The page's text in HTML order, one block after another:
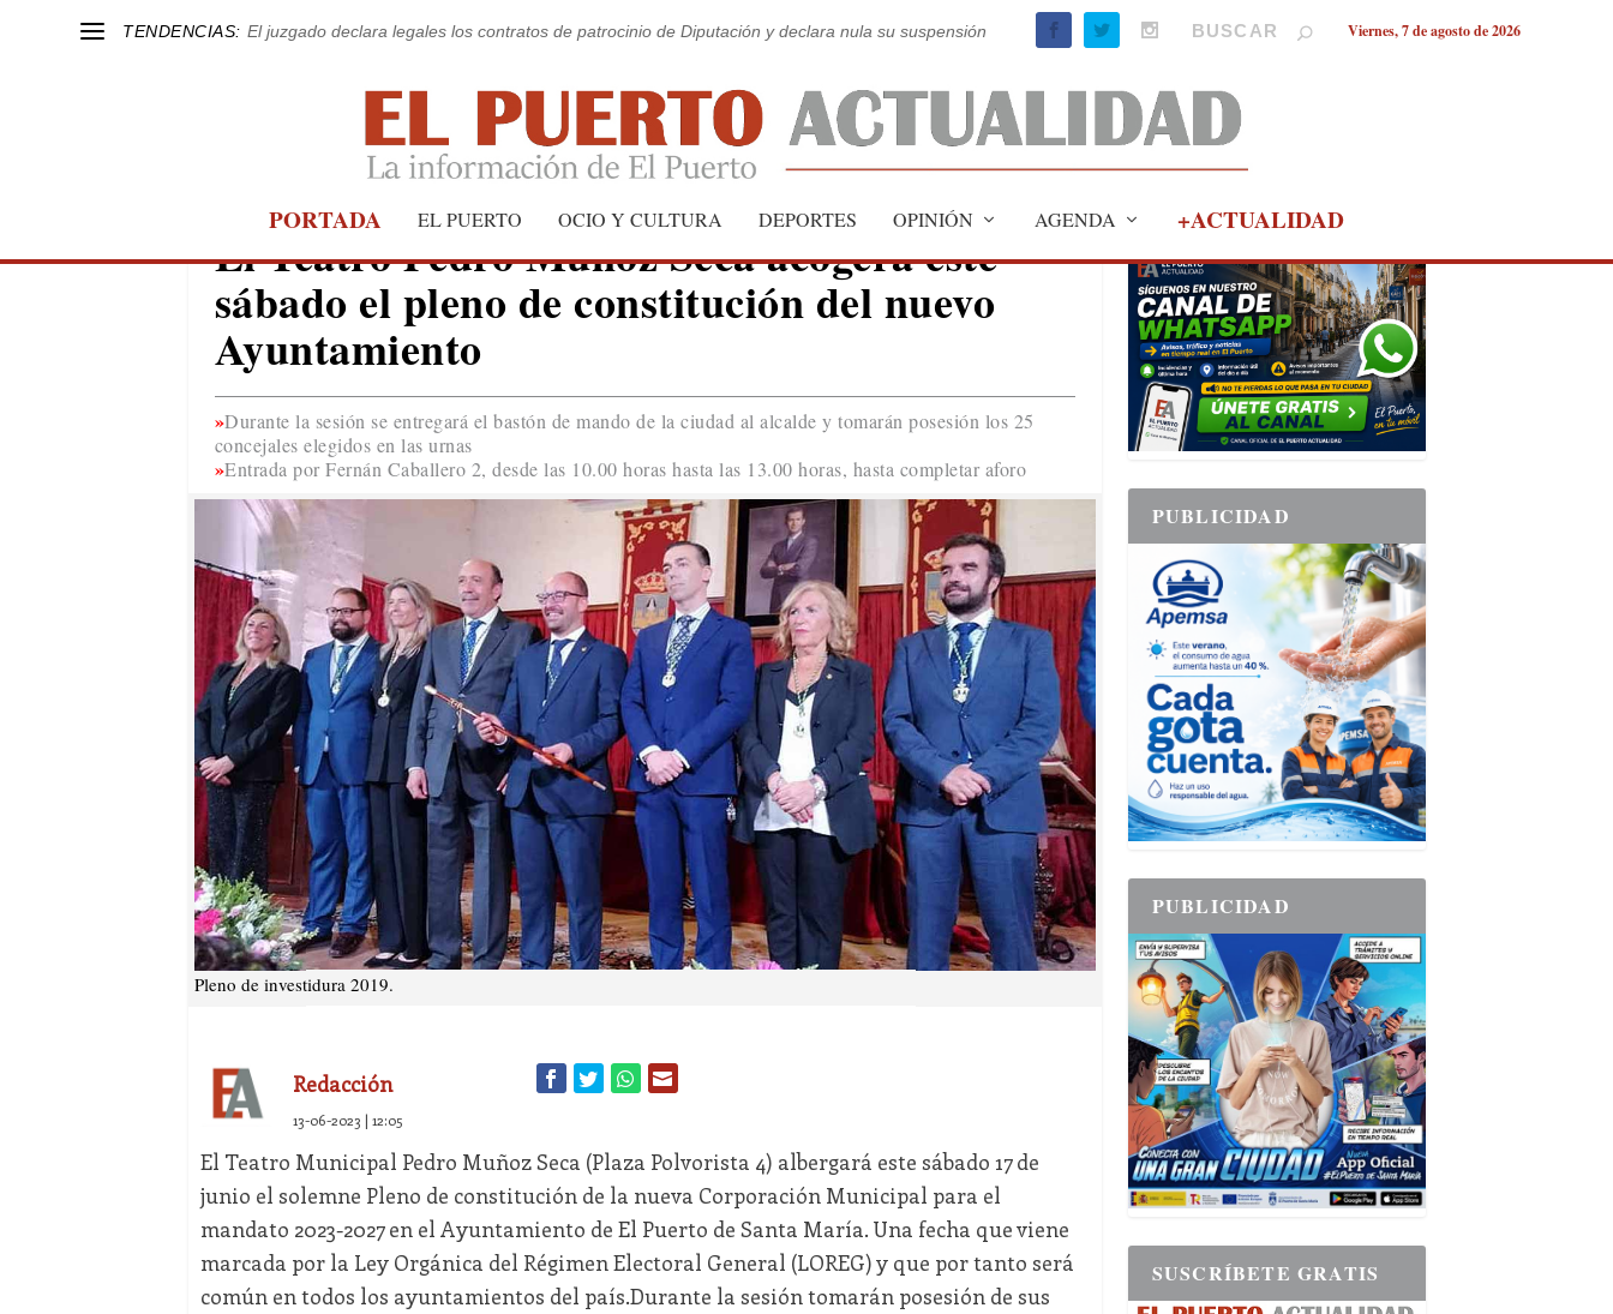
TENDENCIAS: El juzgado declara legales los contratos de patrocinio de Diputación y declara nula su suspensión Viernes, 7 de agosto de 2026
PORTADA EL PUERTO OCIO Y CULTURA DEPORTES OPINIÓN AGENDA +ACTUALIDAD
EL PUERTO
El Teatro Pedro Muñoz Seca acogerá este
sábado el pleno de constitución del nuevo
Ayuntamiento
Durante la sesión se entregará el bastón de mando de la ciudad al alcalde y tomarán posesión los 25
concejales elegidos en las urnas
Entrada por Fernán Caballero 2, desde las 10.00 horas hasta las 13.00 horas, hasta completar aforo
Pleno de investidura 2019.
Redacción
13-06-2023 | 12:05
El Teatro Municipal Pedro Muñoz Seca (Plaza Polvorista 4) albergará este sábado 17 de
junio el solemne Pleno de constitución de la nueva Corporación Municipal para el
mandato 2023-2027 en el Ayuntamiento de El Puerto de Santa María. Una fecha que viene
marcada por la Ley Orgánica del Régimen Electoral General (LOREG) y que por tanto será
común en todos los ayuntamientos del país.Durante la sesión tomarán posesión de sus
PUBLICIDAD
PUBLICIDAD
PUBLICIDAD
SUSCRÍBETE GRATIS